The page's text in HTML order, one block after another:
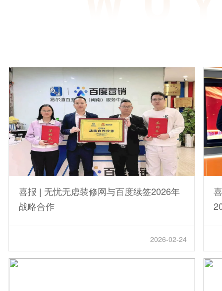
喜报 | 无忧无虑装修网与百度续签2026年
战略合作
2026-02-24